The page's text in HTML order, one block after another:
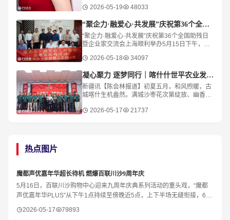
2026-05-19 48033
“聚企力·融爱心·共发展”庆祝第36个全国助残日
“聚企力·融爱心·共发展”庆祝第36个全国助残日
暨企业家交流会上海顺利举办5月15日下午，在
发展”残健融合企业家交流会在“
2026-05-18 34097
凝心聚力 逐梦同行｜喀什什世平农业发展（集团）举行主题团建活动
新疆讯【陈会林报道】初夏五月，和风煦暖，古
城喀什生机盎然。满城沙枣花次第绽放、幽香四
香满城，绘就出南疆大地硕果初绽、欣欣向荣的
2026-05-17 21737
热点图片
​魔都声优嘉年华超长待机 燃爆百联川沙9周年庆
5月16日，百联川沙购物中心迎来九周年庆典系列活动的重头戏，“魔都
声优嘉年华PLUS”从下午1点持续至傍晚近5点，上下半场无缝衔接，66
2026-05-17 79893